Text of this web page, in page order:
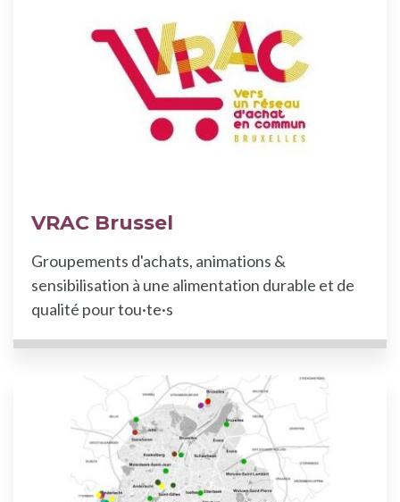
VRAC Brussel
Groupements d'achats, animations &
sensibilisation à une alimentation durable et de
qualité pour tou·te·s